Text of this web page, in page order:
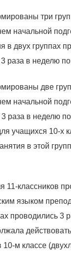
три
начальной
в двух группах
раза в неделю
две
начальной
раза в неделю
учащихся 10-х
в этой
11-классников
языком
проводились 3
м классе